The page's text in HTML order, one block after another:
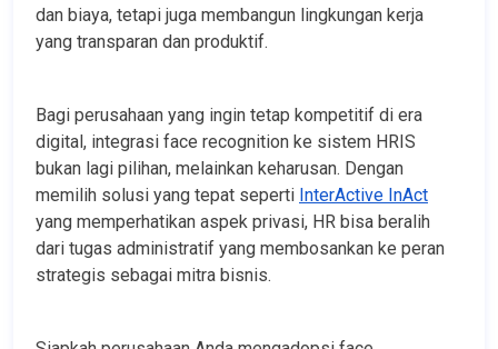
dan biaya, tetapi juga membangun lingkungan kerja
yang transparan dan produktif.
Bagi perusahaan yang ingin tetap kompetitif di era
digital, integrasi face recognition ke sistem HRIS
bukan lagi pilihan, melainkan keharusan. Dengan
memilih solusi yang tepat seperti InterActive InAct
yang memperhatikan aspek privasi, HR bisa beralih
dari tugas administratif yang membosankan ke peran
strategis sebagai mitra bisnis.